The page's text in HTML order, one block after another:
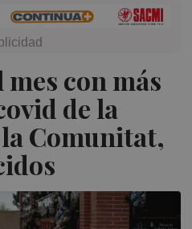
mes con más
de la
Comunitat,